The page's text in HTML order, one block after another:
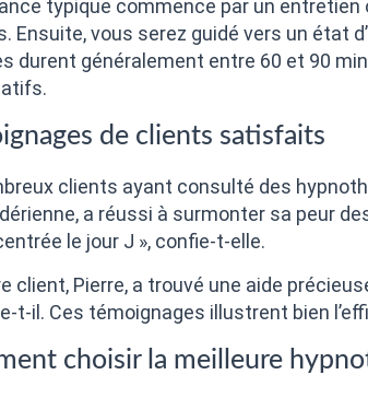
typique commence par un
Ensuite, vous serez guidé vers un état
durent généralement entre 60 et 90
de clients satisfaits
clients ayant consulté des
a réussi à surmonter sa peur
le jour J », confie-t-elle.
client, Pierre, a trouvé une aide
t-il. Ces témoignages illustrent bien
choisir la meilleure